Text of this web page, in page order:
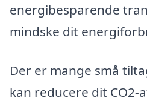
energibesparende
mindske dit
Der er mange små
kan reducere dit